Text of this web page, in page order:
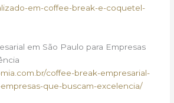
em-coffee-break-e-coquetel-
em São Paulo para Empresas
coffee-break-empresarial-
que-buscam-excelencia/